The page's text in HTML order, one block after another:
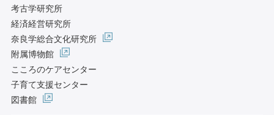
考古学研究所
経済経営研究所
奈良学総合文化研究所
附属博物館
こころのケアセンター
子育て支援センター
図書館